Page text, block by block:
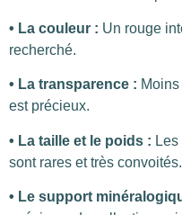
• La couleur : Un rouge
recherché.
• La transparence :
est précieux.
• La taille et le poids :
sont rares et très convoités.
• Le support